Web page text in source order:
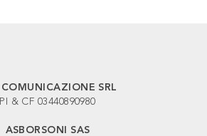
COMUNICAZIONE SRL
PI & CF 03440890980
ASBORSONI SAS